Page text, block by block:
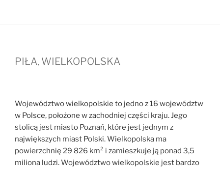
PIŁA, WIELKOPOLSKA
Województwo wielkopolskie to jedno z 16 województw
w Polsce, położone w zachodniej części kraju. Jego
stolicą jest miasto Poznań, które jest jednym z
największych miast Polski. Wielkopolska ma
powierzchnię 29 826 km² i zamieszkuje ją ponad 3,5
miliona ludzi. Województwo wielkopolskie jest bardzo